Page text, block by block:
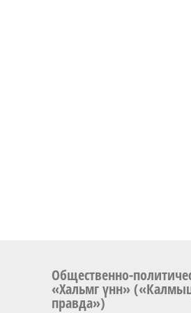
Общественно-
«Хальмг үнн»
правда»)